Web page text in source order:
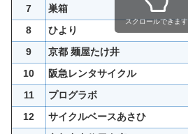
7 巣箱
8 ひより
9 京都 麺屋たけ井
10 阪急レンタサイクル
11 プログラボ
12 サイクルベースあさひ
スクロールできます